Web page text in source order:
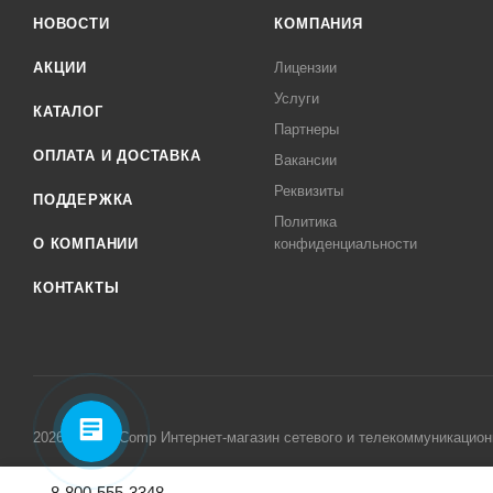
НОВОСТИ
АКЦИИ
КАТАЛОГ
ОПЛАТА И ДОСТАВКА
ПОДДЕРЖКА
О КОМПАНИИ
КОНТАКТЫ
КОМПАНИЯ
Лицензии
Услуги
Партнеры
Вакансии
Реквизиты
Политика
конфиденциальности
2026 © MikroComp Интернет-магазин сетевого и